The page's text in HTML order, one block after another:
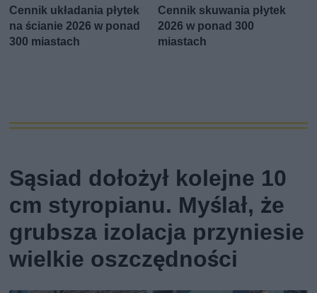
Cennik układania płytek
na ścianie 2026 w ponad
300 miastach
Cennik skuwania płytek
2026 w ponad 300
miastach
Sąsiad dołożył kolejne 10
cm styropianu. Myślał, że
grubsza izolacja przyniesie
wielkie oszczędności